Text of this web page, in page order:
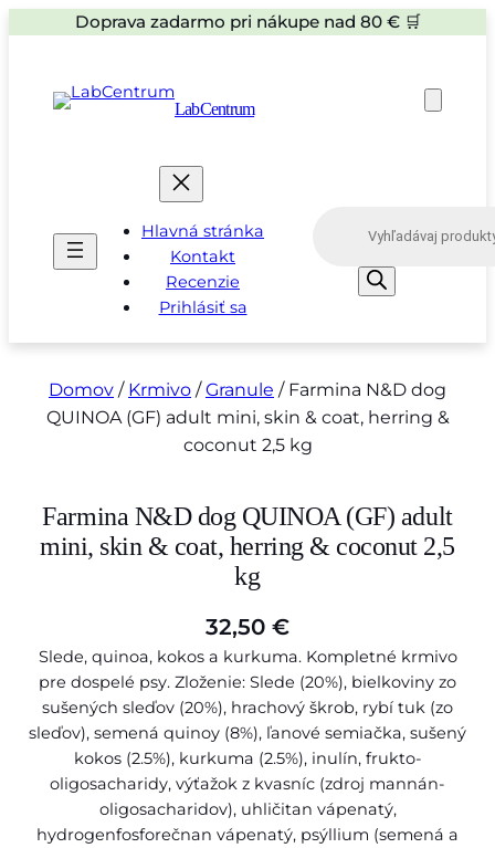
Doprava zadarmo pri nákupe nad 80 € 🛒
LabCentrum
Hlavná stránka
Kontakt
Recenzie
Prihlásiť sa
s
e
r
Domov / Krmivo /Granule / Farmina N&D dog
QUINOA (GF) adult mini, skin & coat, herring &
coconut 2,5 kg
Farmina N&D dog QUINOA (GF) adult
mini, skin & coat, herring & coconut 2,5
kg
32,50 €
Slede, quinoa, kokos a kurkuma. Kompletné krmivo
pre dospelé psy. Zloženie: Slede (20%), bielkoviny zo
sušených sleďov (20%), hrachový škrob, rybí tuk (zo
sleďov), semená quinoy (8%), ľanové semiačka, sušený
kokos (2.5%), kurkuma (2.5%), inulín, frukto-
oligosacharidy, výťažok z kvasníc (zdroj mannán-
oligosacharidov), uhličitan vápenatý,
hydrogenfosforečnan vápenatý, psýllium (semená a